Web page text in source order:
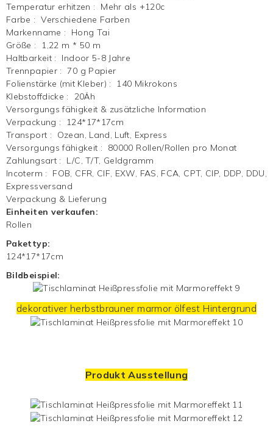
Temperatur erhitzen :
Mehr als +120c
Farbe : Verschiedene Farben
Markenname :
Hong Tai
Größe :
1,22 m * 50 m
Haltbarkeit :
Indoor 5-8 Jahre
Trennpapier : 70 g Papier
Folienstärke (mit Kleber) :
140 Mikrokons
Klebstoffdicke :
20Äh
Versorgungs fähigkeit & zusätzliche Information
Verpackung :
124*17*17cm
Transport :
Ozean, Land, Luft, Express
Versorgungs fähigkeit :
80000 Rollen/Rollen pro Monat
Zahlungsart :
L/C, T/T, Geldgramm
Incoterm :
FOB, CFR, CIF, EXW, FAS, FCA, CPT, CIP, DDP, DDU,
Expressversand
Verpackung & Lieferung
Einheiten verkaufen:
Rollen
Pakettyp:
124*17*17cm
Bildbeispiel:
dekorativer herbstbrauner marmor ölfest Hintergrund
Produkt Ausstellung